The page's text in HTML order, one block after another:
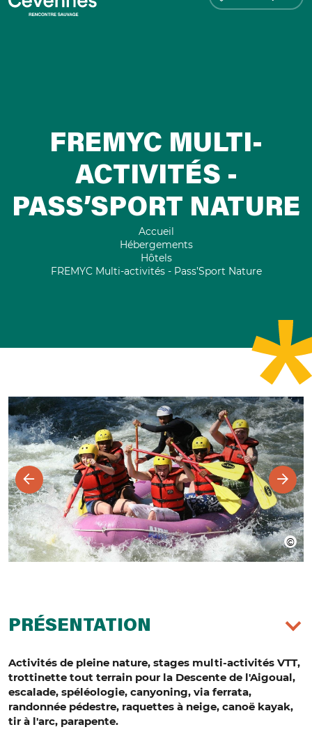
FREMYC MULTI-
ACTIVITÉS -
PASS’SPORT NATURE
Accueil
Hébergements
Hôtels
FREMYC Multi-activités - Pass’Sport Nature
PRÉSENTATION
Activités de pleine nature, stages multi-activités VTT,
trottinette tout terrain pour la Descente de l'Aigoual,
escalade, spéléologie, canyoning, via ferrata,
randonnée pédestre, raquettes à neige, canoë kayak,
tir à l'arc, parapente.